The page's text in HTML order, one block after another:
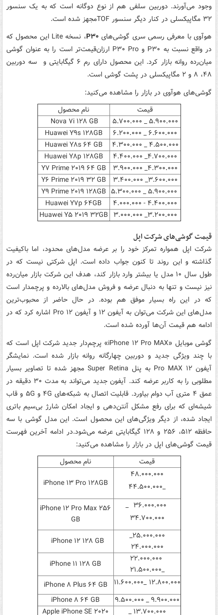
وجود می‌آورند. دوربین سلفی هم از نوع دوگانه است که به یک سنسور
۳۲ مگاپیکسلی در کنار دیگر سنسور TOFمجهز شده است.
هوآوی با معرفی رسمی سری گوشی‌های P۳۰
، نسخه Lite این محصول که
در واقع نسبت به P۳۰ و P۳۰ Pro ارزان‌قیمت‌تر است را به عنوان گوشی
میان‌رده روانه بازار کرد. این محصول دارای رم ۶ گیگابایتی و سه دوربین
۴۸، ۸ و ۲ مگاپیکسلی در پشت گوشی است.
گوشی‌های هوآوی در بازار را مشاهده می‌کنید:
قیمت
نام محصول
۵.۹۰۰.۰۰۰ _ ۵.۷۰۰.۰۰۰
Nova ۷i ۱۲۸ GB
۶.۶۰۰.۰۰۰ _ ۶.۲۰۰.۰۰۰
Huawei Y۹s ۱۲۸GB
۴.۵۰۰.۰۰۰ _ ۴.۳۰۰.۰۰۰
Huawei Y۸s ۶۴ GB
۴.۷۰۰.۰۰۰_ ۴.۴۰۰.۰۰۰
Huawei Y۸p ۱۲۸GB
۴.۳۰۰.۰۰۰_ ۳.۹۰۰.۰۰۰
Y۷ Prime ۲۰۱۹ ۶۴ GB
۳.۶۰۰.۰۰۰_ ۳.۴۰۰.۰۰۰
Y۶ Prime ۲۰۱۹ ۳۲ GB
Y۹ Prime ۲۰۱۹ ۱۲۸GB
۴.۴۰۰.۰۰۰ - ۴.۰۰۰.۰۰۰
Huawei Y۷p ۶۴GB
۳.۲۰۰.۰۰۰_ ۳.۰۰۰.۰۰۰
Huawei Y۵ ۲۰۱۹ ۳۲GB
قیمت گوشی‌های شرکت اپل
شرکت اپل همواره تمرکز خود را بر عرضه مدل‌های محدود، اما باکیفیت
گذاشته و این روند تا کنون جواب داده است. اپل شرکتی نیست که در
طول سال ۱۰ مدل یا بیشتر وارد بازار کند، هدف این شرکت بازار میان‌رده
نیز نیست و تنها به دنبال عرضه و فروش مدل‌های بالارده و پرچمدار است
که در این راه بسیار موفق هم بوده. در حال حاضر از محبوب‌ترین
مدل‌های این شرکت می‌توان به آیفون ۱۲ و آیفون ۱۲ Pro اشاره کرد که در
ادامه هم قیمت آن‌ها آورده شده است.
گوشی موبایل «iPhone ۱۲ Pro MAX» پرچم‌دار جدید شرکت اپل است که
با چند ویژگی جدید و دوربین چهارگانه روانه بازار شده است. نمایشگر
آیفون ۱۲ Pro MAX به پنل Super Retina مجهز ‌شده تا تصاویر بسیار
مطلوبی را به کاربر عرضه کند. آیفون جدید می‌تواند به مدت ۳۰ دقیقه در
عمق ۴ متری آب دوام بیاورد. قابلیت اتصال به شبکه­‌های ۴G و ۵G و قاب
شیشه‎‌ای که برای رفع مشکل آنتن‌دهی و ایجاد امکان شارژ بی‌سیم باتری
ایجاد شده، از دیگر ویژگی‌های این محصول است. این مدل گوشی با سه
حافظه ۵۱۲، ۲۵۶ و ۱۲۸ گیگابایتی عرضه می‎‌شود.در ادامه آخرین فهرست
قیمت گوشی‌های اپل در بازار را مشاهده می‌کنید:
قیمت
نام محصول
۴۸.۰۰۰.۰۰۰
_۴۴.۵۰۰.۰۰۰
iPhone ۱۳ Pro ۱۲۸GB
۳۶.۰۰۰.۰۰۰ _
۳۴.۷۰۰.۰۰۰
iPhone ۱۲ Pro Max ۲۵۶
GB
۲۵.۰۰۰.۰۰۰_
۲۴.۰۰۰.۰۰۰
iPhone ۱۲ ۱۲۸ GB
۲۲.۰۰۰.۰۰۰
_۲۱.۵۰۰.۰۰۰
iPhone ۱۱ ۱۲۸ GB
۱۲.۸۰۰.۰۰۰ _۱۱.۶۰۰.۰۰۰
iPhone ۸ Plus ۶۴ GB
۹.۹۰۰.۰۰۰ _ ۹.۵۰۰.۰۰۰
iPhone ۸ ۶۴ GB
۱۳.۷۰۰.۰۰۰ _
Apple iPhone SE ۲۰۲۰